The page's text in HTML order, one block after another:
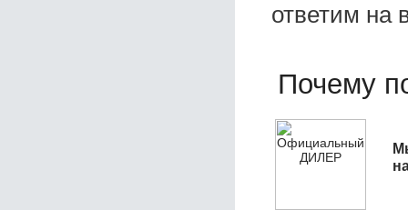
ответим на
Почему